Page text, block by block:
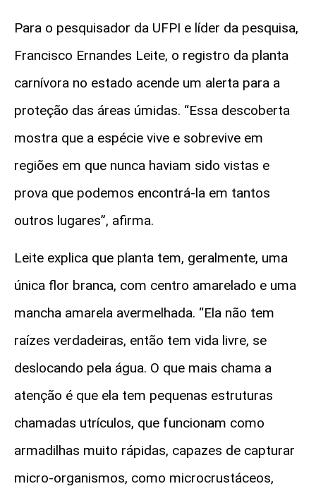
Para o pesquisador da UFPI e líder da pesquisa,
Francisco Ernandes Leite, o registro da planta
carnívora no estado acende um alerta para a
proteção das áreas úmidas. “Essa descoberta
mostra que a espécie vive e sobrevive em
regiões em que nunca haviam sido vistas e
prova que podemos encontrá-la em tantos
outros lugares”, afirma.
Leite explica que planta tem, geralmente, uma
única flor branca, com centro amarelado e uma
mancha amarela avermelhada. “Ela não tem
raízes verdadeiras, então tem vida livre, se
deslocando pela água. O que mais chama a
atenção é que ela tem pequenas estruturas
chamadas utrículos, que funcionam como
armadilhas muito rápidas, capazes de capturar
micro-organismos, como microcrustáceos,